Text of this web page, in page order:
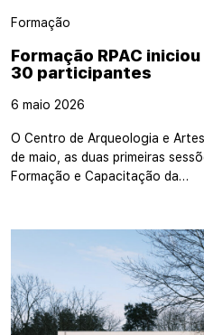
Formação
Formação RPAC
30 participantes
6 maio 2026
O Centro de Arqueologia e
de maio, as duas primeiras
Formação e Capacitação da…